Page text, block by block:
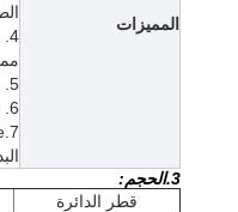
المميزات
5. زنبرك القاذف لسهولة إزالة سبيكة النفايات.
6. ثلاث ساق مسطحة توفر قبضة ظرف أفضل وتقلل من الانزلاق.
3.الحجم:
قطر الدائرة